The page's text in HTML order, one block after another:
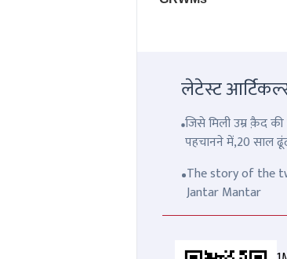
लेटेस्ट
जिसे मिली उम्र क़ैद
पहचानने में,20 साल
The story of the
Jantar Mantar